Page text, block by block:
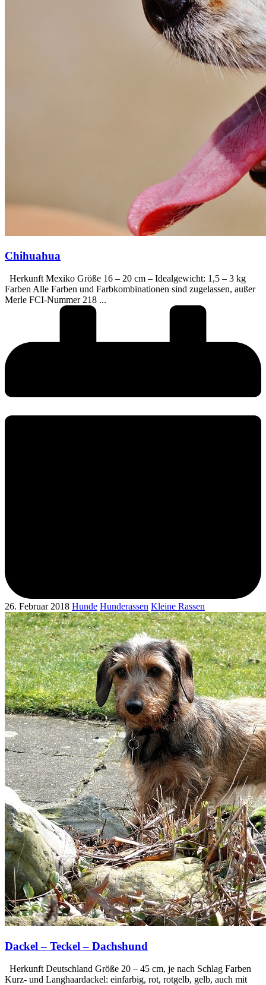
Chihuahua
Herkunft Mexiko Größe 16 – 20 cm – Idealgewicht: 1,5 – 3 kg
Farben Alle Farben und Farbkombinationen sind zugelassen, außer
Merle FCI-Nummer 218 ...
26. Februar 2018 Hunde Hunderassen Kleine Rassen
Dackel – Teckel – Dachshund
Herkunft Deutschland Größe 20 – 45 cm, je nach Schlag Farben
Kurz- und Langhaardackel: einfarbig, rot, rotgelb, gelb, auch mit